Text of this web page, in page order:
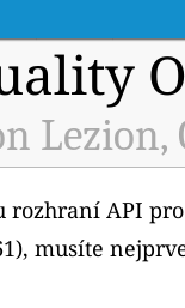
Lezion,
rozhraní API
musíte